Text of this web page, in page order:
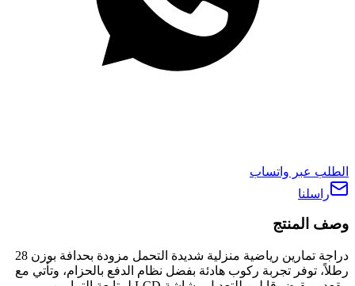
الطلب عبر واتساب
راسلنا
وصف المنتج
دراجة تمارين رياضية منزلية شديدة التحمل مزودة بحدافة بوزن 28
رطلاً، توفر تجربة ركوب هادئة بفضل نظام الدفع بالحزام، وتأتي مع